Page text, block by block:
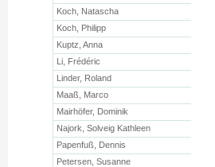
Koch, Natascha
Koch, Philipp
Kuptz, Anna
Li, Frédéric
Linder, Roland
Maaß, Marco
Mairhöfer, Dominik
Najork, Solveig Kathleen
Papenfuß, Dennis
Petersen, Susanne